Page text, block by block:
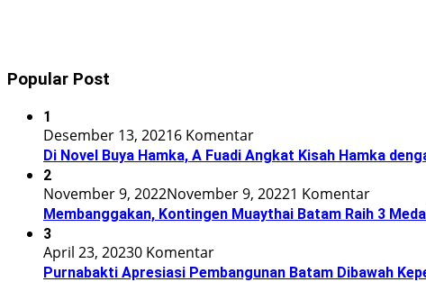
Popular Post
1
Desember 13, 20216 Komentar
Di Novel Buya Hamka, A Fuadi Angkat Kisah Hamka
2
November 9, 2022November 9, 20221 Komentar
Membanggakan, Kontingen Muaythai Batam Raih 3
3
April 23, 20230 Komentar
Purnabakti Apresiasi Pembangunan Batam Dibawah